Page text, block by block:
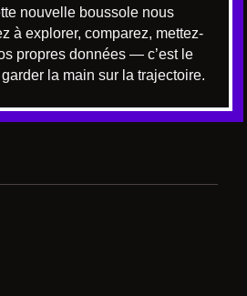
nouvelle boussole nous
à explorer, comparez, mettez-
propres données — c’est le
la main sur la trajectoire.